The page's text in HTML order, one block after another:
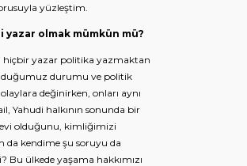
yüzleştim.
olmak mümkün mü?
hiçbir yazar politika yazmaktan
durumu ve politik
değinirken, onları aynı
Yahudi halkının sonunda bir
evi olduğunu, kimliğimizi
kendime şu soruyu da
ülkede yaşama hakkımızı